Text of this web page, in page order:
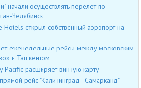
начали осуществлять перелет по
Челябинск
Hotels открыл собственный аэропорт на
еженедельные рейсы между московским
и Ташкентом
Pacific расширяет винную карту
рейс "Калининград - Самарканд"